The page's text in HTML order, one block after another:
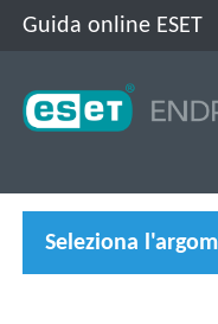
Guida online ESET
Seleziona